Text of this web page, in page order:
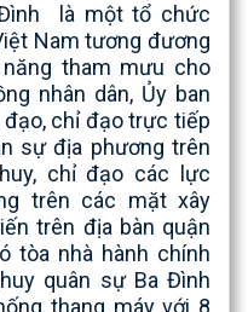
là một tổ chức
Nam tương đương
tham mưu cho
nhân dân, Ủy ban
chỉ đạo trực tiếp
sự địa phương trên
chỉ đạo các lực
trên các mặt xây
trên địa bàn quận
tòa nhà hành chính
quân sự Ba Đình
thang máy với 8